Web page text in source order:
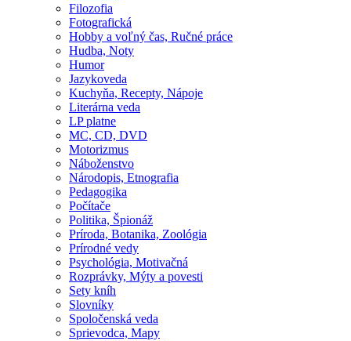
Filozofia
Fotografická
Hobby a voľný čas, Ručné práce
Hudba, Noty
Humor
Jazykoveda
Kuchyňa, Recepty, Nápoje
Literárna veda
LP platne
MC, CD, DVD
Motorizmus
Náboženstvo
Národopis, Etnografia
Pedagogika
Počítače
Politika, Špionáž
Príroda, Botanika, Zoológia
Prírodné vedy
Psychológia, Motivačná
Rozprávky, Mýty a povesti
Sety kníh
Slovníky
Spoločenská veda
Sprievodca, Mapy